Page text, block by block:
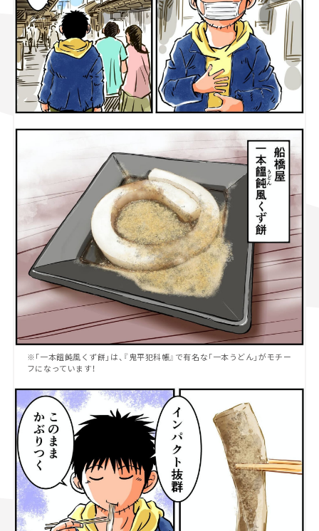
※「一本饂飩風くず餅」は、『鬼平犯科帳』で有名な「一本うどん」がモチー
フになっています！